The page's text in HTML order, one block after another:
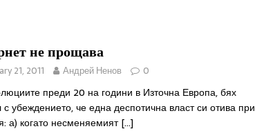
не прощава
21, 2011 Андрей Ненов 0
преди 20 на години в Източна Европа, бях
с убеждението, че една деспотична власт си отива при
а) когато несменяемият[…]